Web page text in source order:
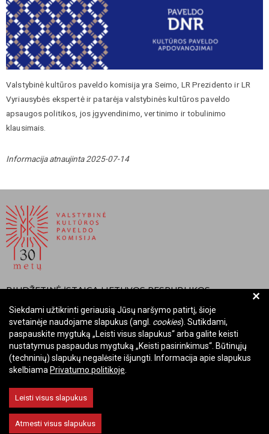
Valstybinė kultūros paveldo komisija yra Seimo, LR Prezidento ir LR
Vyriausybės ekspertė ir patarėja valstybinės kultūros paveldo
apsaugos politikos, jos įgyvendinimo, vertinimo ir tobulinimo
klausimais.
Informacija atnaujinta 2025-07-14
BIUDŽETINĖ ĮSTAIGA LIETUVOS RESPUBLIKOS
Įmonės kodas: Juridinių asmenų registre 288700520
Adresas: Rūdninkų g. 13, 01135 Vilnius
Telefonas: +370 699 13972
El. paštas: komisija@vkpk.lt
BENDRAUKIME
+
Siekdami užtikrinti geriausią Jūsų naršymo patirtį, šioje
svetainėje naudojame slapukus (angl. cookies). Sutikdami,
paspauskite mygtuką „Leisti visus slapukus“ arba galite keisti
nustatymus paspaudus mygtuką „Keisti pasirinkimus“. Būtinųjų
(techninių) slapukų negalėsite išjungti. Informacija apie slapukus
skelbiama Privatumo politikoje
Leisti visus slapukus
Atmesti visus slapukus